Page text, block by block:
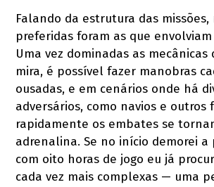
Falando da estrutura das missões,
preferidas foram as que
Uma vez dominadas as mecânicas
mira, é possível fazer manobras
ousadas, e em cenários onde há
adversários, como navios e outros
rapidamente os embates se
adrenalina. Se no início demorei a
com oito horas de jogo eu já
cada vez mais complexas — uma